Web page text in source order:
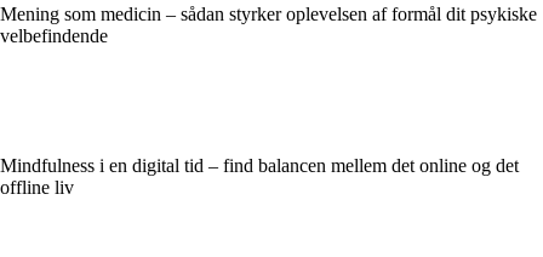
Mening som medicin – sådan styrker oplevelsen af formål dit psykiske
velbefindende
Mindfulness i en digital tid – find balancen mellem det online og det
offline liv